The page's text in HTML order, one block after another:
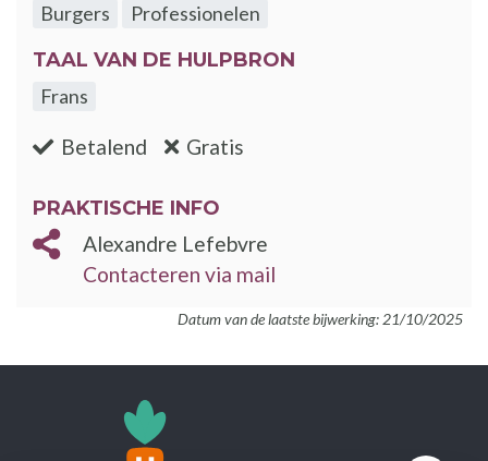
Burgers
Professionelen
TAAL VAN DE HULPBRON
Frans
Betalend :nee Gratis
PRAKTISCHE INFO
Alexandre Lefebvre
Contacteren via mail
Datum van de laatste bijwerking: 21/10/2025